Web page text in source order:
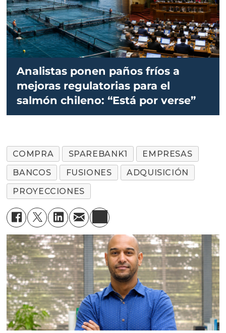
Analistas ponen paños fríos a
mejoras regulatorias para el
salmón chileno: “Está por verse”
COMPRA SPAREBANK1
EMPRESAS
BANCOS
FUSIONES
ADQUISICIÓN
PROYECCIONES